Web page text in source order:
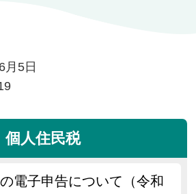
月5日
個人住民税
電子申告について（令和